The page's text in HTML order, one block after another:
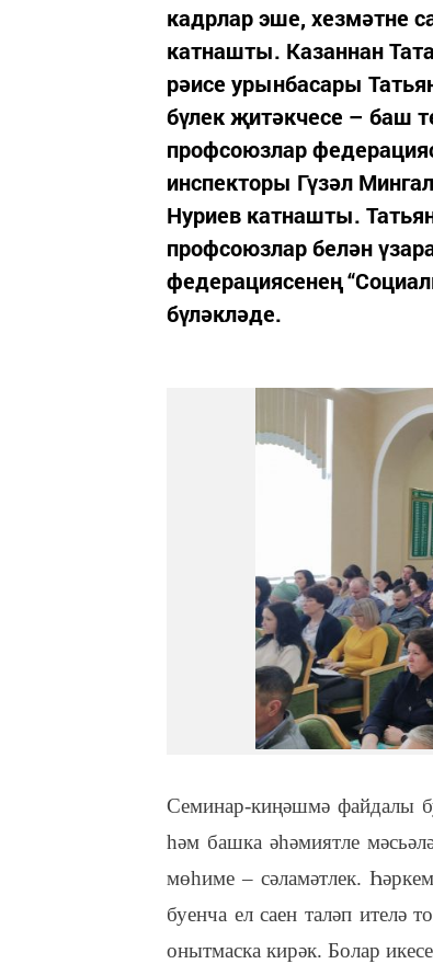
кадрлар эше, хезмәтне
катнашты. Казаннан
рәисе урынбасары
бүлек җитәкчесе – баш
профсоюзлар
инспекторы Гүзәл
Нуриев катнашты.
профсоюзлар белән
федерациясенең
бүләкләде.
Семинар-киңәшмә файдалы
һәм башка әһәмиятле
мөһиме – сәламәтлек.
буенча ел саен таләп ителә
онытмаска кирәк. Болар